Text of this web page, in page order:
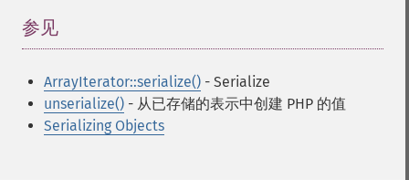
参见
ArrayIterator::serialize() - Serialize
unserialize() - 从已存储的表示中创建 PHP 的值
Serializing Objects